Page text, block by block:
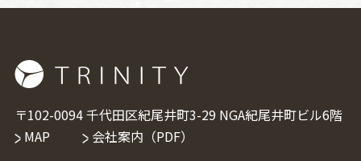
〒102-0094 千代田区紀尾井町3-29 NGA紀尾井町ビル6階
MAP
会社案内（PDF）